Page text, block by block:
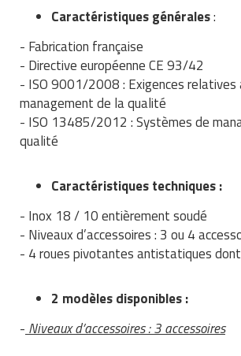
Tables de préparation réfrigérées
Ustensile de cuisine
Vaisselle restaurant
Vitrines réfrigérées
Caractéristiques générales:
- Fabrication française
- Directive européenne CE 93/42
- ISO 9001/2008 : Exigences relatives
management de la qualité
- ISO 13485/2012 : Systèmes de
qualité
Caractéristiques techniques :
- Inox 18 / 10 entièrement soudé
- Niveaux d’accessoires : 3 ou 4
- 4 roues pivotantes antistatiques
2 modèles disponibles :
- Niveaux d’accessoires : 3 accessoires